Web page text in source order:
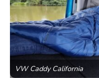
VW Caddy California